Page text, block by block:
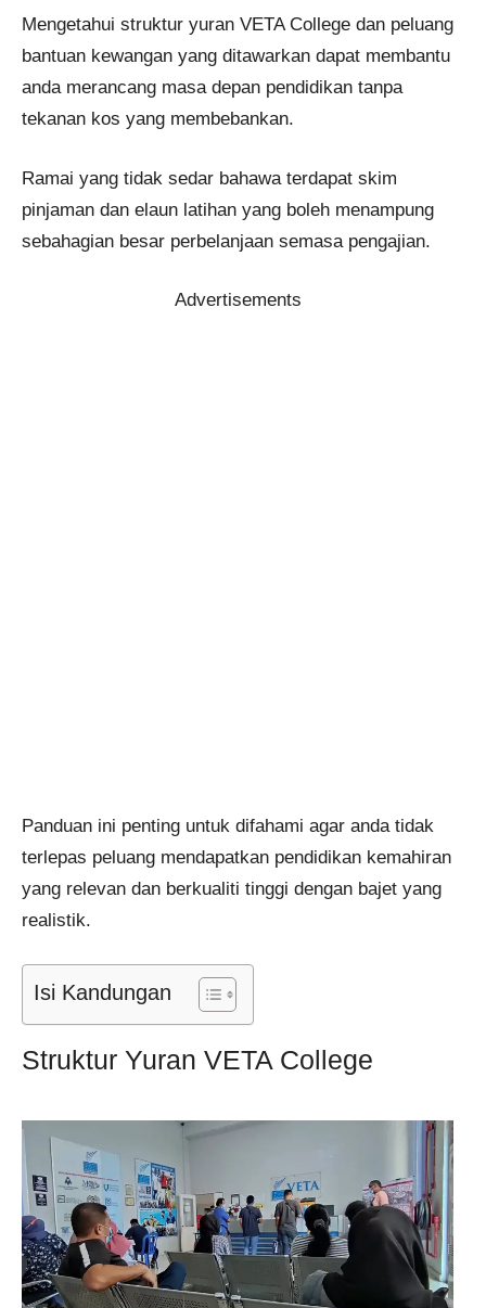
Mengetahui struktur yuran VETA College dan peluang
bantuan kewangan yang ditawarkan dapat membantu
anda merancang masa depan pendidikan tanpa
tekanan kos yang membebankan.
Ramai yang tidak sedar bahawa terdapat skim
pinjaman dan elaun latihan yang boleh menampung
sebahagian besar perbelanjaan semasa pengajian.
Advertisements
Panduan ini penting untuk difahami agar anda tidak
terlepas peluang mendapatkan pendidikan kemahiran
yang relevan dan berkualiti tinggi dengan bajet yang
realistik.
Isi Kandungan
Struktur Yuran VETA College